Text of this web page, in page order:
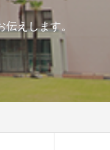
えします。